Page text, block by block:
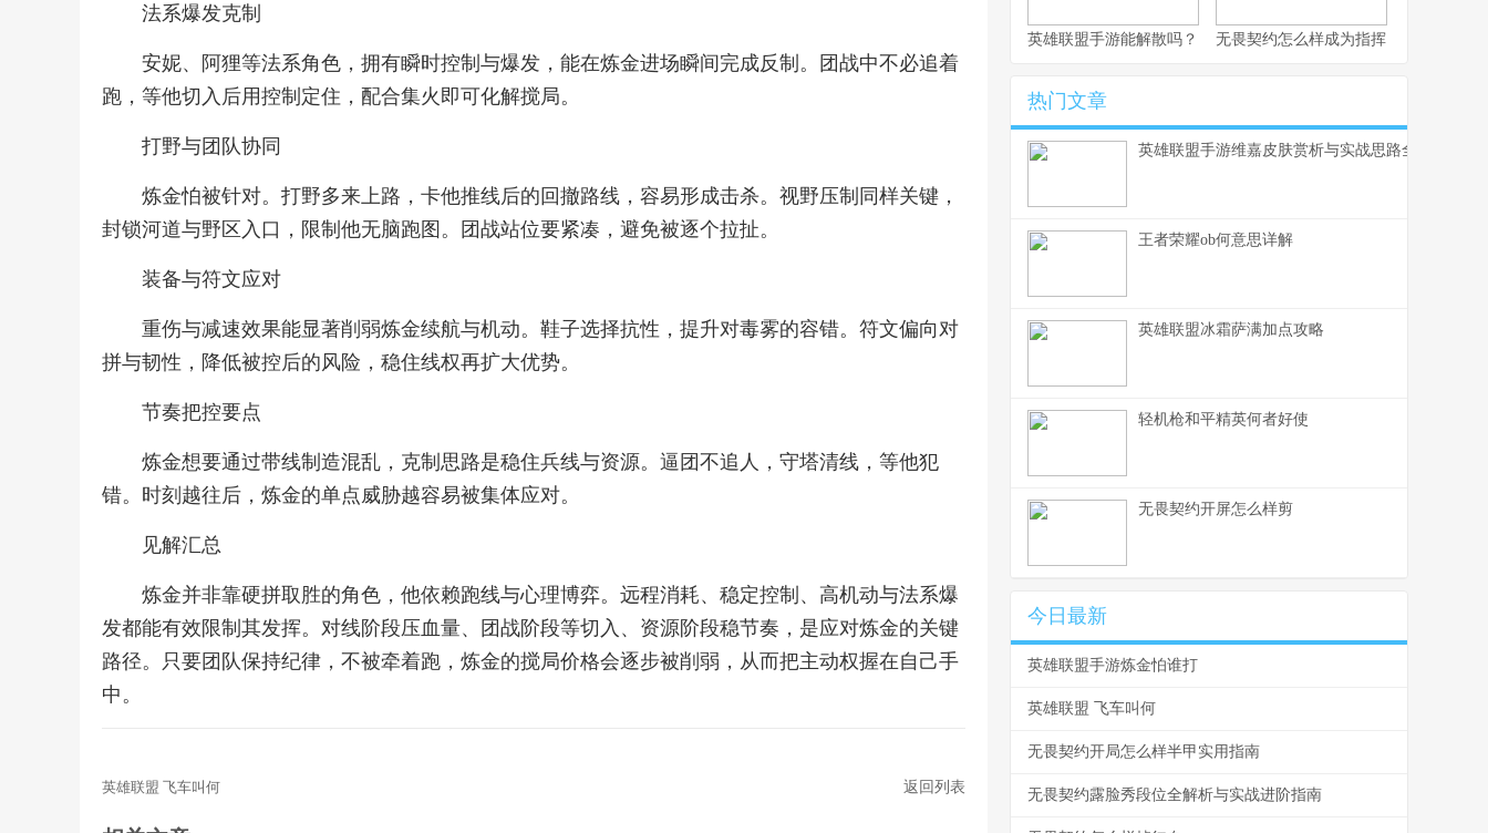
法系爆发克制
安妮、阿狸等法系角色，拥有瞬时控制与爆发，能在炼金进场瞬间完成反制。团战中不必追着
跑，等他切入后用控制定住，配合集火即可化解搅局。
打野与团队协同
炼金怕被针对。打野多来上路，卡他推线后的回撤路线，容易形成击杀。视野压制同样关键，
封锁河道与野区入口，限制他无脑跑图。团战站位要紧凑，避免被逐个拉扯。
装备与符文应对
重伤与减速效果能显著削弱炼金续航与机动。鞋子选择抗性，提升对毒雾的容错。符文偏向对
拼与韧性，降低被控后的风险，稳住线权再扩大优势。
节奏把控要点
炼金想要通过带线制造混乱，克制思路是稳住兵线与资源。逼团不追人，守塔清线，等他犯
错。时刻越往后，炼金的单点威胁越容易被集体应对。
见解汇总
炼金并非靠硬拼取胜的角色，他依赖跑线与心理博弈。远程消耗、稳定控制、高机动与法系爆
发都能有效限制其发挥。对线阶段压血量、团战阶段等切入、资源阶段稳节奏，是应对炼金的关键
路径。只要团队保持纪律，不被牵着跑，炼金的搅局价格会逐步被削弱，从而把主动权握在自己手
中。
英雄联盟 飞车叫何 返回列表
英雄联盟手游能解散吗？ 无畏契约怎么样成为指挥
热门文章
英雄联盟手游维嘉皮肤赏析与实战思路全解
王者荣耀ob何意思详解
英雄联盟冰霜萨满加点攻略
轻机枪和平精英何者好使
无畏契约开屏怎么样剪
今日最新
英雄联盟手游炼金怕谁打
英雄联盟 飞车叫何
无畏契约开局怎么样半甲实用指南
无畏契约露脸秀段位全解析与实战进阶指南